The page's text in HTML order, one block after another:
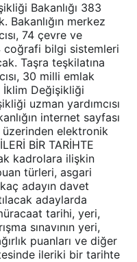
Bakanlığı 383
Bakanlığın merkez
74 çevre ve
coğrafi bilgi sistemleri
Taşra teşkilatına
30 milli emlak
İklim Değişikliği
uzman yardımcısı
internet sayfası
üzerinden elektronik
BİR TARİHTE
kadrolara ilişkin
türleri, asgari
adayın davet
adaylarda
tarihi, yeri,
sınavının yeri,
puanları ve diğer
ileriki bir tarihte